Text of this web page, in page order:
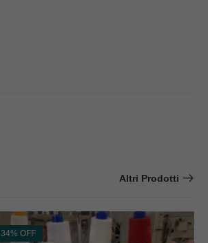
Altri Prodotti
34% OFF